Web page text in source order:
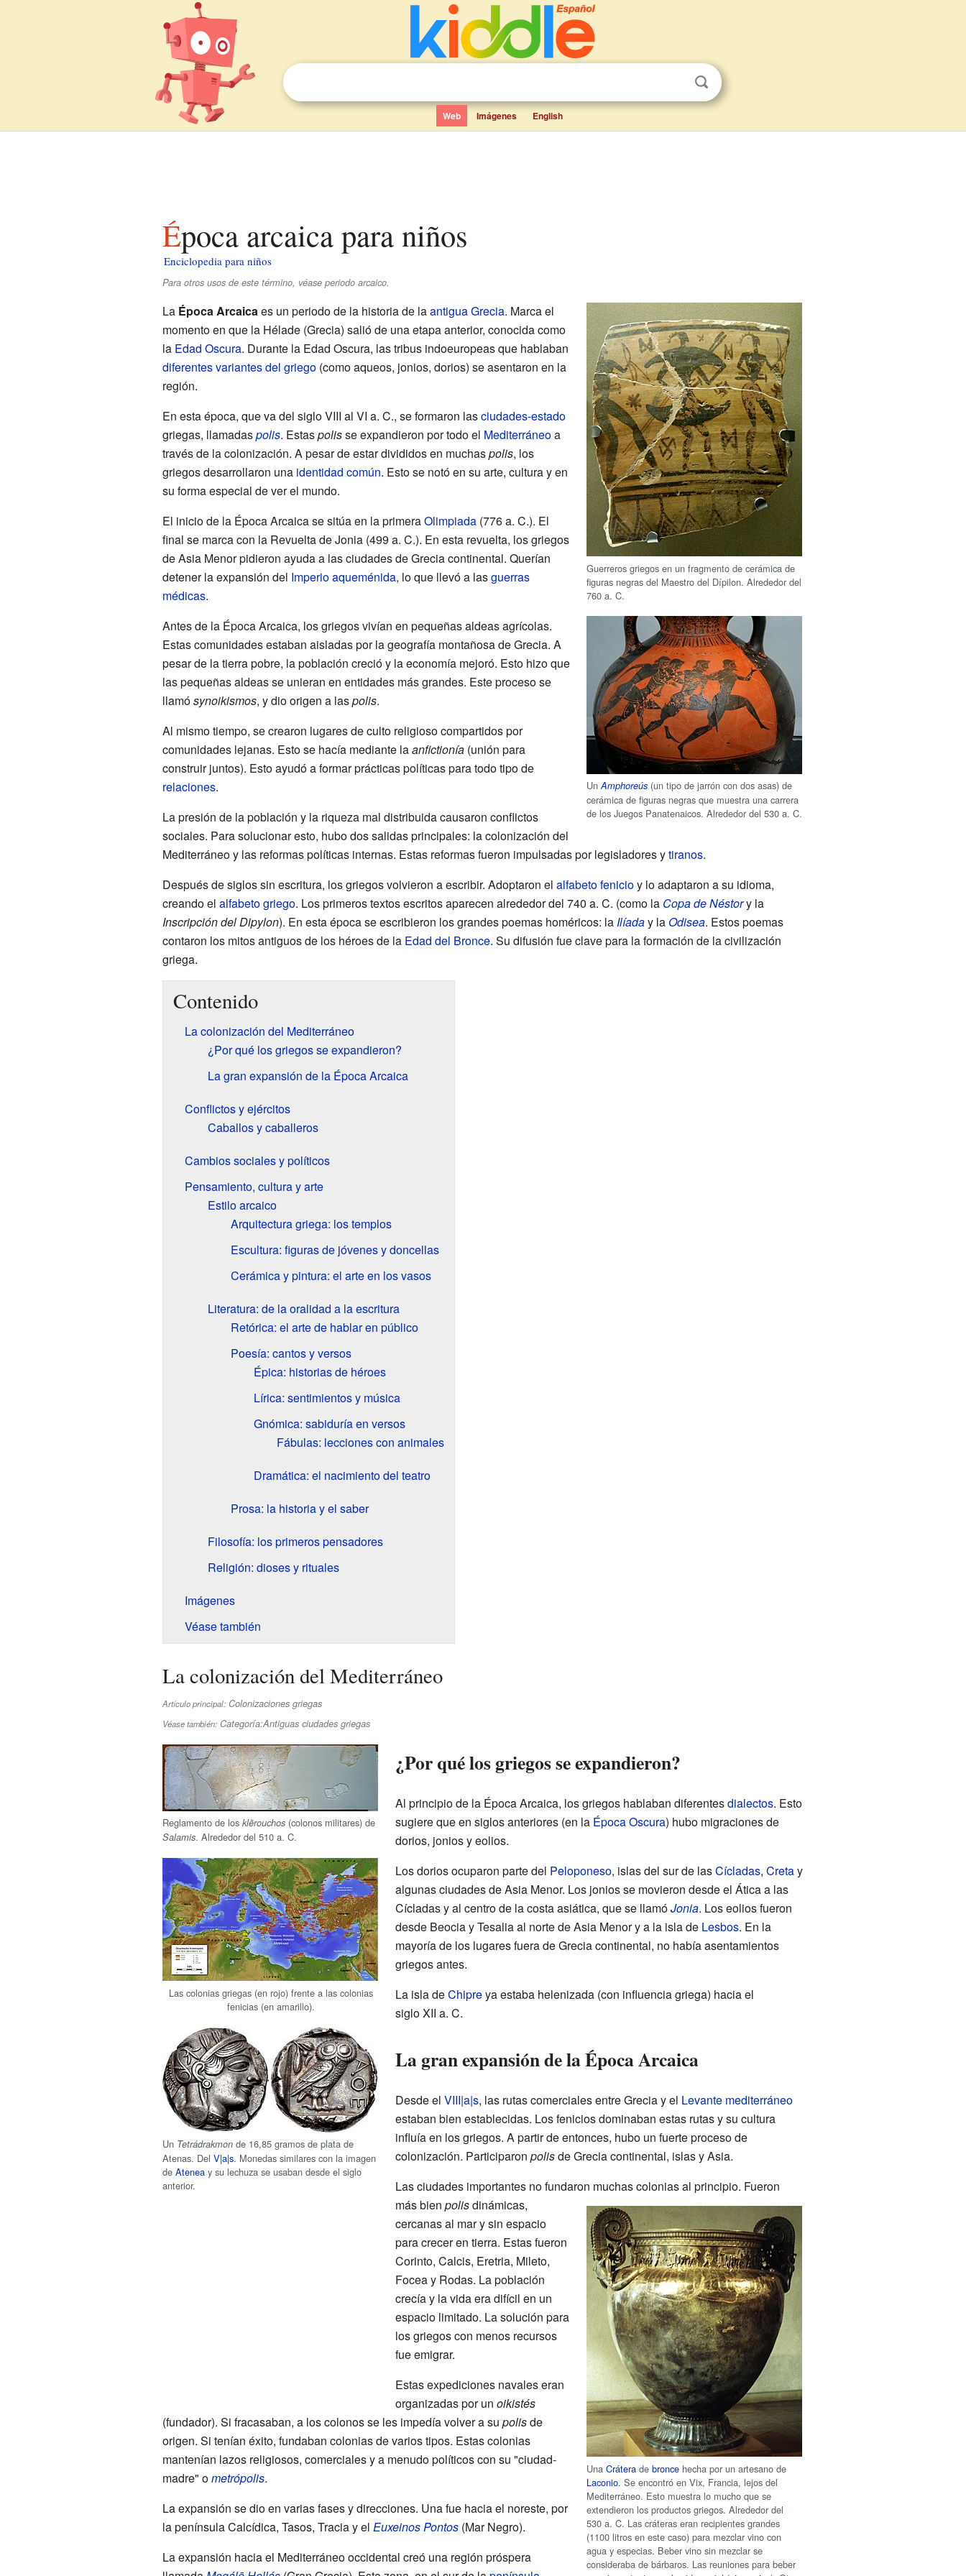
Web Imágenes English
Época arcaica para niños
Enciclopedia para niños
Para otros usos de este término, véase periodo arcaico.
Guerreros griegos en un fragmento de cerámica de
figuras negras del Maestro del Dípilon. Alrededor del
760 a. C.
UnAmphoreús (un tipo de jarrón con dos asas) de
cerámica de figuras negras que muestra una carrera
de los Juegos Panatenaicos. Alrededor del 530 a. C.
La Época Arcaicaes un periodo de la historia de laantigua Grecia. Marca el
momento en que la Hélade (Grecia) salió de una etapa anterior, conocida como
la Edad Oscura. Durante la Edad Oscura, las tribus indoeuropeas que hablaban
diferentes variantes del griego(como aqueos, jonios, dorios) se asentaron en la
región.
En esta época, que va del siglo VIII al VI a. C., se formaron lasciudades-estado
griegas, llamadaspolis. Estaspolisse expandieron por todo el Mediterráneoa
través de la colonización. A pesar de estar divididos en muchaspolis, los
griegos desarrollaron una identidad común. Esto se notó en su arte, cultura y en
su forma especial de ver el mundo.
El inicio de la Época Arcaica se sitúa en la primeraOlimpiada(776 a. C.). El
final se marca con la Revuelta de Jonia (499 a. C.). En esta revuelta, los griegos
de Asia Menor pidieron ayuda a las ciudades de Grecia continental. Querían
detener la expansión del Imperio aqueménida, lo que llevó a lasguerras
médicas.
Antes de la Época Arcaica, los griegos vivían en pequeñas aldeas agrícolas.
Estas comunidades estaban aisladas por la geografía montañosa de Grecia. A
pesar de la tierra pobre, la población creció y la economía mejoró. Esto hizo que
las pequeñas aldeas se unieran en entidades más grandes. Este proceso se
llamósynoikismos, y dio origen a laspolis.
Al mismo tiempo, se crearon lugares de culto religioso compartidos por
comunidades lejanas. Esto se hacía mediante laanfictionía(unión para
construir juntos). Esto ayudó a formar prácticas políticas para todo tipo de
relaciones.
La presión de la población y la riqueza mal distribuida causaron conflictos
sociales. Para solucionar esto, hubo dos salidas principales: la colonización del
Mediterráneo y las reformas políticas internas. Estas reformas fueron impulsadas por legisladores ytiranos.
Después de siglos sin escritura, los griegos volvieron a escribir. Adoptaron el alfabeto fenicioy lo adaptaron a su idioma,
creando el alfabeto griego. Los primeros textos escritos aparecen alrededor del 740 a. C. (como la Copa de Néstory la
Inscripción del Dipylon). En esta época se escribieron los grandes poemas homéricos: laIlíaday laOdisea. Estos poemas
contaron los mitos antiguos de los héroes de la Edad del Bronce. Su difusión fue clave para la formación de la civilización
griega.
Contenido
La colonización del Mediterráneo
¿Por qué los griegos se expandieron?
La gran expansión de la Época Arcaica
Conflictos y ejércitos
Caballos y caballeros
Cambios sociales y políticos
Pensamiento, cultura y arte
Estilo arcaico
Arquitectura griega: los templos
Escultura: figuras de jóvenes y doncellas
Cerámica y pintura: el arte en los vasos
Literatura: de la oralidad a la escritura
Retórica: el arte de hablar en público
Poesía: cantos y versos
Épica: historias de héroes
Lírica: sentimientos y música
Gnómica: sabiduría en versos
Fábulas: lecciones con animales
Dramática: el nacimiento del teatro
Prosa: la historia y el saber
Filosofía: los primeros pensadores
Religión: dioses y rituales
Imágenes
Véase también
La colonización del Mediterráneo
Artículo principal: Colonizaciones griegas
Véase también: Categoría:Antiguas ciudades griegas
Reglamento de los klērouchos(colonos militares) de
Salamis. Alrededor del 510 a. C.
Las colonias griegas (en rojo) frente a las colonias
fenicias (en amarillo).
Un Tetrádrakmonde 16,85 gramos de plata de
Atenas. Del V|a|s. Monedas similares con la imagen
de Ateneay su lechuza se usaban desde el siglo
anterior.
¿Por qué los griegos se expandieron?
Al principio de la Época Arcaica, los griegos hablaban diferentesdialectos. Esto
sugiere que en siglos anteriores (en la Época Oscura) hubo migraciones de
dorios, jonios y eolios.
Los dorios ocuparon parte del Peloponeso, islas del sur de lasCícladas, Cretay
algunas ciudades de Asia Menor. Los jonios se movieron desde el Ática a las
Cícladas y al centro de la costa asiática, que se llamóJonia. Los eolios fueron
desde Beocia y Tesalia al norte de Asia Menor y a la isla de Lesbos. En la
mayoría de los lugares fuera de Grecia continental, no había asentamientos
griegos antes.
La isla deChipreya estaba helenizada (con influencia griega) hacia el
siglo XII a. C.
La gran expansión de la Época Arcaica
UnaCrátera debronce hecha por un artesano de
Laconio. Se encontró en Vix, Francia, lejos del
Mediterráneo. Esto muestra lo mucho que se
extendieron los productos griegos. Alrededor del
530 a. C. Las cráteras eran recipientes grandes
(1100 litros en este caso) para mezclar vino con
agua y especias. Beber vino sin mezclar se
consideraba de bárbaros. Las reuniones para beber
Desde el VIII|a|s, las rutas comerciales entre Grecia y el Levante mediterráneo
estaban bien establecidas. Los fenicios dominaban estas rutas y su cultura
influía en los griegos. A partir de entonces, hubo un fuerte proceso de
colonización. Participaron polisde Grecia continental, islas y Asia.
Las ciudades importantes no fundaron muchas colonias al principio. Fueron
más bien polisdinámicas,
cercanas al mar y sin espacio
para crecer en tierra. Estas fueron
Corinto, Calcis, Eretria, Mileto,
Focea y Rodas. La población
crecía y la vida era difícil en un
espacio limitado. La solución para
los griegos con menos recursos
fue emigrar.
Estas expediciones navales eran
organizadas por un oikistés
(fundador). Si fracasaban, a los colonos se les impedía volver a su polisde
origen. Si tenían éxito, fundaban colonias de varios tipos. Estas colonias
mantenían lazos religiosos, comerciales y a menudo políticos con su "ciudad-
madre" ometrópolis.
La expansión se dio en varias fases y direcciones. Una fue hacia el noreste, por
la península Calcídica, Tasos, Tracia y el Euxeinos Pontos(Mar Negro).
La expansión hacia el Mediterráneo occidental creó una región próspera